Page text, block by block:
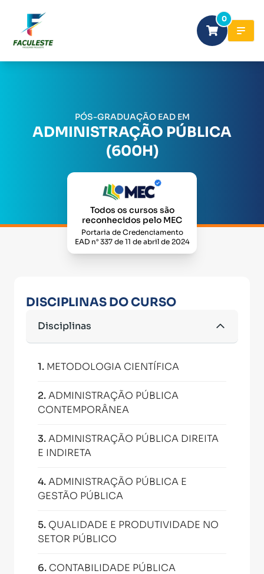
0
PÓS-GRADUAÇÃO EAD EM
ADMINISTRAÇÃO PÚBLICA
(600H)
Todos os cursos são
reconhecidos pelo MEC
Portaria de Credenciamento
EAD n° 337 de 11 de abril de 2024
DISCIPLINAS DO CURSO
Disciplinas
1. METODOLOGIA CIENTÍFICA
2.ADMINISTRAÇÃO PÚBLICA
CONTEMPORÂNEA
3.ADMINISTRAÇÃO PÚBLICA DIREITA
E INDIRETA
4.ADMINISTRAÇÃO PÚBLICA E
GESTÃO PÚBLICA
5. QUALIDADE E PRODUTIVIDADE NO
SETOR PÚBLICO
6. CONTABILIDADE PÚBLICA